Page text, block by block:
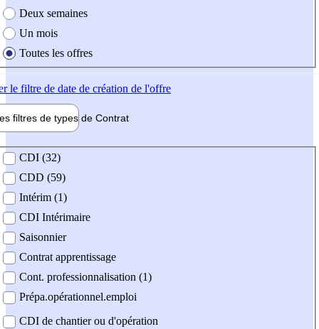
Deux semaines
Un mois
Toutes les offres
le filtre de date de création de l'offre
filtres de types de Contrat
contrat
CDI (32)
CDD (59)
Intérim (1)
CDI Intérimaire
Saisonnier
Contrat apprentissage
Cont. professionnalisation (1)
Prépa.opérationnel.emploi
CDI de chantier ou d'opération